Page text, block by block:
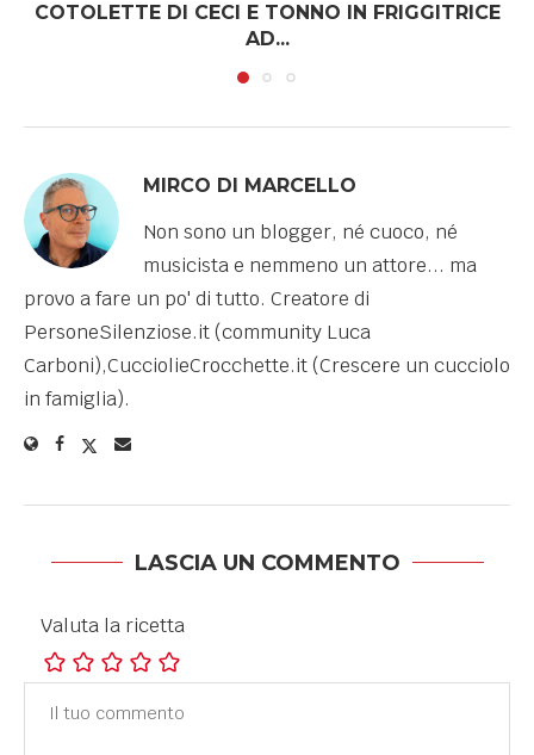
COTOLETTE DI CECI E TONNO IN FRIGGITRICE
AD...
MIRCO DI MARCELLO
Non sono un blogger, né cuoco, né
musicista e nemmeno un attore... ma
provo a fare un po' di tutto. Creatore di
PersoneSilenziose.it (community Luca
Carboni),CucciolieCrocchette.it (Crescere un cucciolo
in famiglia).
LASCIA UN COMMENTO
Valuta la ricetta